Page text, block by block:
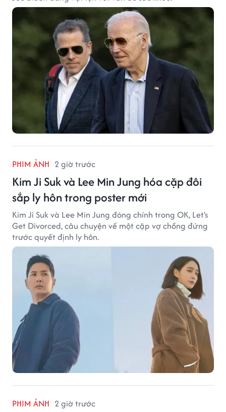
PHIM ẢNH 2 giờ trước
Kim Ji Suk và Lee Min Jung hóa cặp đôi
sắp ly hôn trong poster mới
Kim Ji Suk và Lee Min Jung đóng chính trong OK, Let's
Get Divorced, câu chuyện về một cặp vợ chồng đứng
trước quyết định ly hôn.
PHIM ẢNH 2 giờ trước